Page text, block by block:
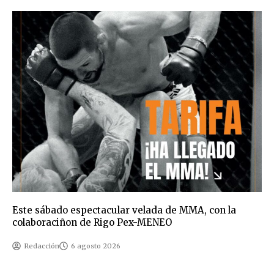
Este sábado espectacular velada de MMA, con la
colaboraciñon de Rigo Pex-MENEO
Redacción 6 agosto 2026